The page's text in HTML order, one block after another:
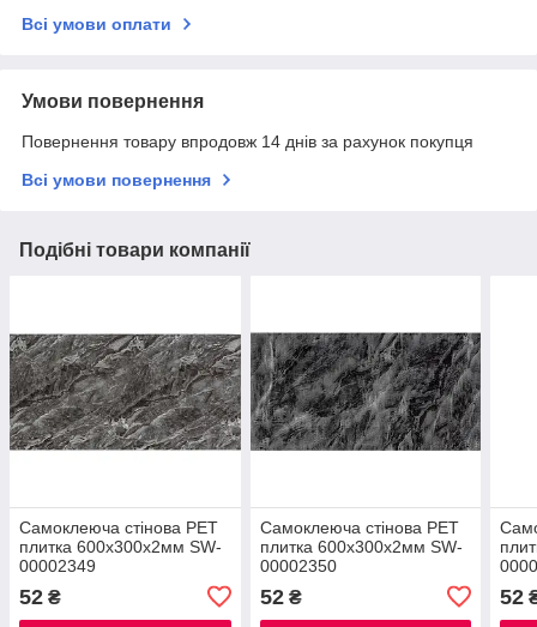
Всі умови оплати
Умови повернення
Повернення товару впродовж 14 днів за рахунок покупця
Всі умови повернення
Подібні товари компанії
Самоклеюча стінова PET
плитка 600х300х2мм SW-
00002349
52 ₴
Самоклеюча стінова PET
плитка 600х300х2мм SW-
00002350
52₴ 52